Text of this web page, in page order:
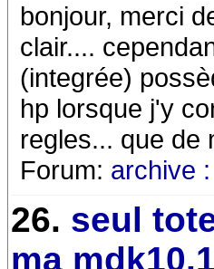
bonjour, merci
clair....
(integrée)
hp lorsque j'y
regles... que de
Forum: archive
26. seul
ma